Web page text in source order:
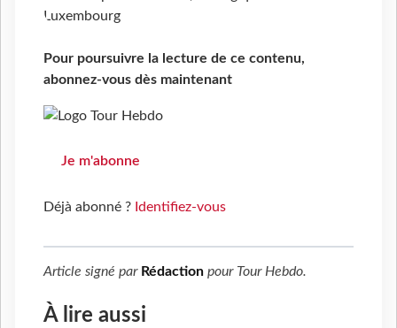
Pour poursuivre la lecture de ce contenu,
abonnez-vous dès maintenant
Je m'abonne
Déjà abonné ? Identifiez-vous
Article signé par Rédaction pour Tour Hebdo.
À lire aussi